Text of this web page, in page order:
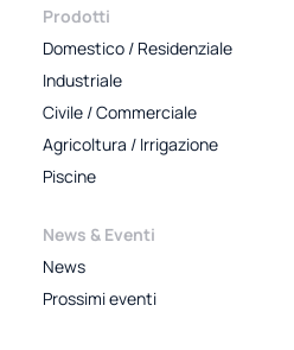
Prodotti
Domestico / Residenziale
Industriale
Civile / Commerciale
Agricoltura / Irrigazione
Piscine
News & Eventi
News
Prossimi eventi